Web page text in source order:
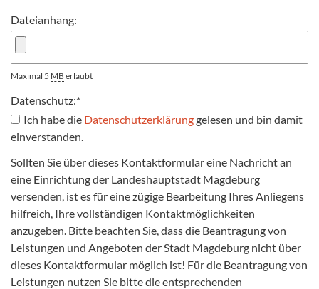
Dateianhang:
Maximal 5 MB erlaubt
Datenschutz:*
Ich habe die Datenschutzerklärunggelesen und bin damit
einverstanden.
Sollten Sie über dieses Kontaktformular eine Nachricht an
eine Einrichtung der Landeshauptstadt Magdeburg
versenden, ist es für eine zügige Bearbeitung Ihres Anliegens
hilfreich, Ihre vollständigen Kontaktmöglichkeiten
anzugeben. Bitte beachten Sie, dass die Beantragung von
Leistungen und Angeboten der Stadt Magdeburg nicht über
dieses Kontaktformular möglich ist! Für die Beantragung von
Leistungen nutzen Sie bitte die entsprechenden